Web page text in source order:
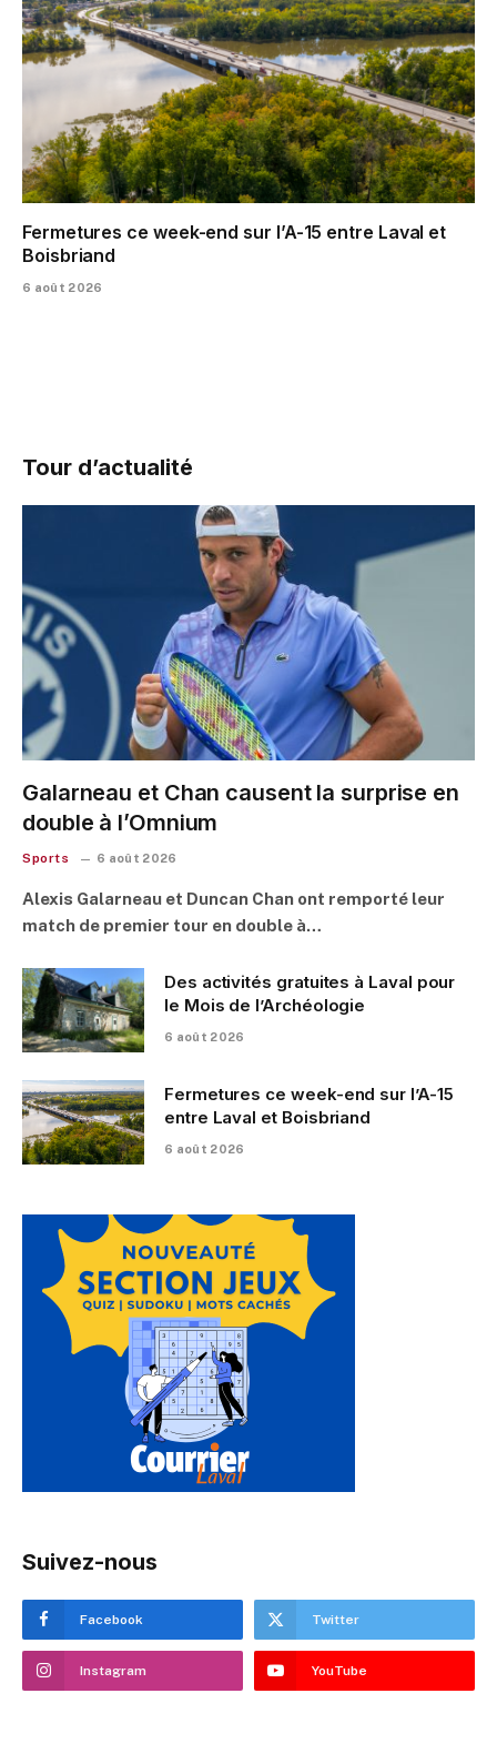
Fermetures ce week-end sur l’A-15 entre Laval et
Boisbriand
6 août 2026
Tour d’actualité
Galarneau et Chan causent la surprise en
double à l’Omnium
Sports 6 août 2026
Alexis Galarneau et Duncan Chan ont remporté leur
match de premier tour en double à…
Des activités gratuites à Laval pour
le Mois de l’Archéologie
6 août 2026
Fermetures ce week-end sur l’A-15
entre Laval et Boisbriand
6 août 2026
Suivez-nous
Facebook Twitter
Instagram YouTube